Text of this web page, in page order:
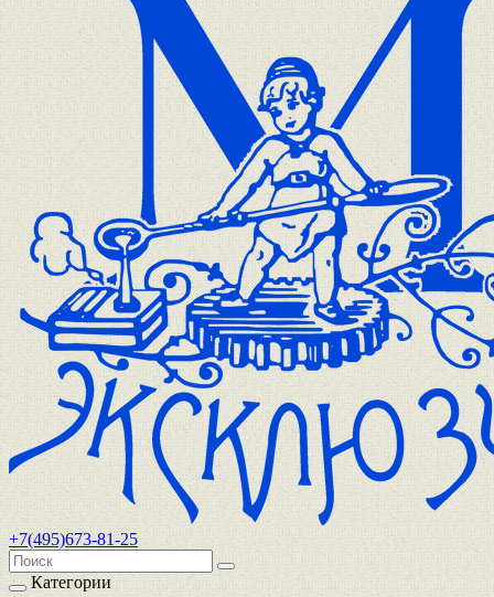
+7(495)673-81-25
Категории